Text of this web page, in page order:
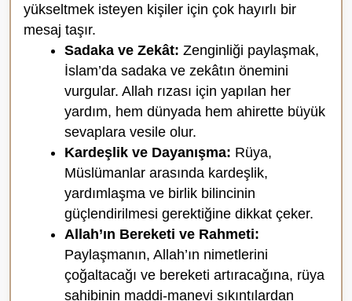
yükseltmek isteyen kişiler için çok hayırlı bir
mesaj taşır.
Sadaka ve Zekât: Zenginliği paylaşmak,
İslam’da sadaka ve zekâtın önemini
vurgular. Allah rızası için yapılan her
yardım, hem dünyada hem ahirette büyük
sevaplara vesile olur.
Kardeşlik ve Dayanışma: Rüya,
Müslümanlar arasında kardeşlik,
yardımlaşma ve birlik bilincinin
güçlendirilmesi gerektiğine dikkat çeker.
Allah’ın Bereketi ve Rahmeti:
Paylaşmanın, Allah’ın nimetlerini
çoğaltacağı ve bereketi artıracağına, rüya
sahibinin maddi-manevi sıkıntılardan